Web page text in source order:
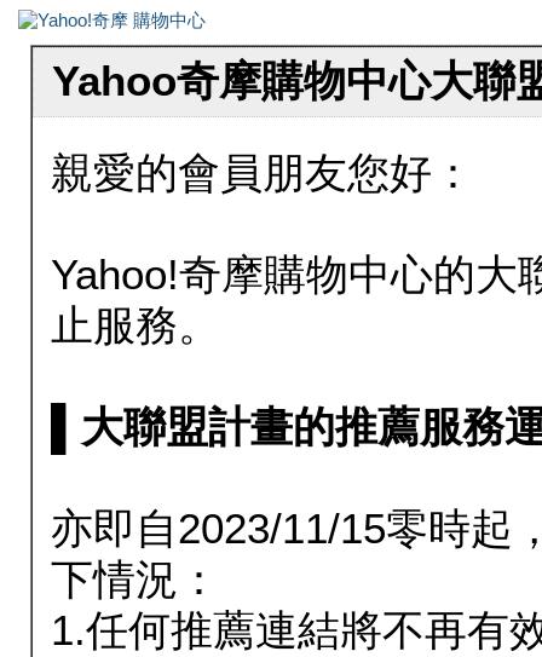
Yahoo奇摩購物中心大聯
親愛的會員朋友您好：
Yahoo!奇摩購物中心的大
止服務。
▌大聯盟計畫的推薦服務
亦即自2023/11/15零時起
下情況：
1.任何推薦連結將不再有